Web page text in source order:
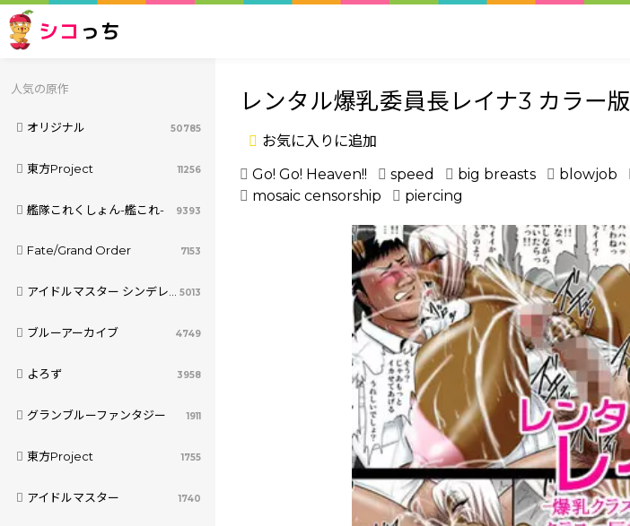
シコ っち
人気の原作
オリジナル 50785
東方Project 11256
艦隊これくしょん-艦これ- 9393
Fate/Grand Order 7153
アイドルマスター シンデレラガールズ 5013
ブルーアーカイブ 4749
よろず 3958
グランブルーファンタジー 1911
東方Project 1755
アイドルマスター 1740
レンタル爆乳委員長レイナ3 カラー版
お気に入りに追加
Go! Go! Heaven!!
speed big breasts blowjob
mosaic censorship
piercing